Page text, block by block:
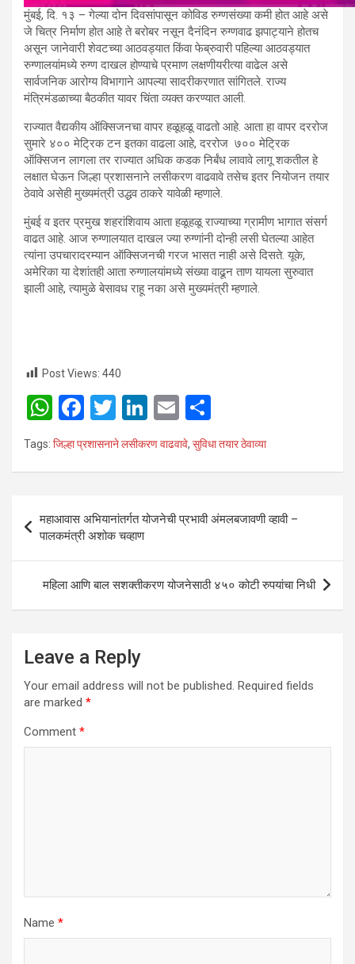
मुंबई, दि. १३ – गेल्या दोन दिवसांपासून कोविड रुग्णसंख्या कमी होत आहे असे
जे चित्र निर्माण होत आहे ते बरोबर नसून दैनंदिन रुग्णवाढ झपाट्याने होतच
असून जानेवारी शेवटच्या आठवड्यात किंवा फेब्रुवारी पहिल्या आठवड्यात
रुग्णालयांमध्ये रुग्ण दाखल होण्याचे प्रमाण लक्षणीयरीत्या वाढेल असे
सार्वजनिक आरोग्य विभागाने आपल्या सादरीकरणात सांगितले. राज्य
मंत्रिमंडळाच्या बैठकीत यावर चिंता व्यक्त करण्यात आली.
राज्यात वैद्यकीय ऑक्सिजनचा वापर हळूहळू वाढतो आहे. आता हा वापर दररोज
सुमारे ४०० मेट्रिक टन इतका वाढला आहे, दररोज ७०० मेट्रिक
ऑक्सिजन लागला तर राज्यात अधिक कडक निर्बंध लावावे लागू शकतील हे
लक्षात घेऊन जिल्हा प्रशासनाने लसीकरण वाढवावे तसेच इतर नियोजन तयार
ठेवावे असेही मुख्यमंत्री उद्धव ठाकरे यावेळी म्हणाले.
मुंबई व इतर प्रमुख शहरांशिवाय आता हळूहळू राज्याच्या ग्रामीण भागात संसर्ग
वाढत आहे. आज रुग्णालयात दाखल ज्या रुग्णांनी दोन्ही लसी घेतल्या आहेत
त्यांना उपचारादरम्यान ऑक्सिजनची गरज भासत नाही असे दिसते. यूके,
अमेरिका या देशांतही आता रुग्णालयांमध्ये संख्या वाढून ताण यायला सुरुवात
झाली आहे, त्यामुळे बेसावध राहू नका असे मुख्यमंत्री म्हणाले.
Post Views: 440
W
h
at
A
p
p
F
a
o
o
k
T
wi
Li
n
n
E
m
ail
h
Tags: जिल्हा प्रशासनाने लसीकरण वाढवावे, सुविधा तयार ठेवाव्या
navigation
महाआवास अभियानांतर्गत योजनेची प्रभावी अंमलबजावणी व्हावी –
पालकमंत्री अशोक चव्हाण
महिला आणि बाल सशक्तीकरण योजनेसाठी ४५० कोटी रुपयांचा निधी
Leave a Reply
Your email address will not be published. Required fields
are marked *
Comment *
Name *